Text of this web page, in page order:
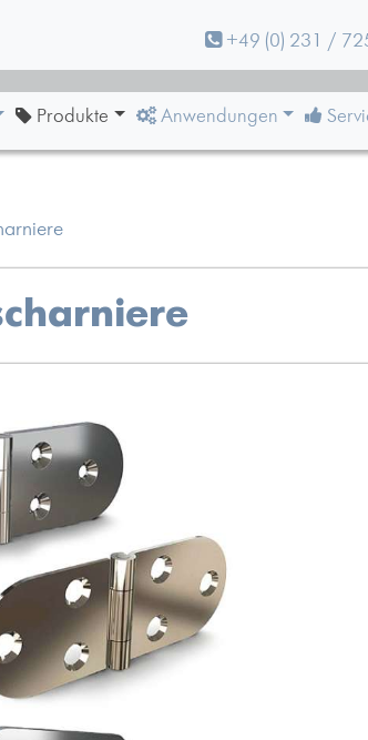
+49 (0) 231 /
Produkte Anwendungen